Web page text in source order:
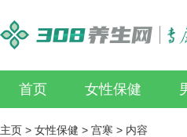
首页 女性保健
主页 > 女性保健 > 宫寒 > 内容